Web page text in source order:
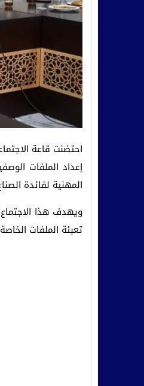
إعداد الملفات
المهنية لفائدة
ويهدف هذا
تعبئة الملفات